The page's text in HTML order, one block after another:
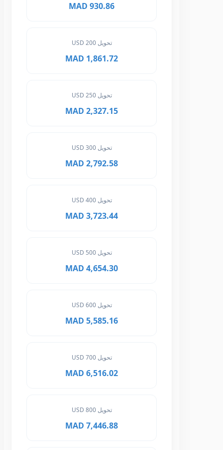
930.86 MAD
تحويل 200 USD
1,861.72 MAD
تحويل 250 USD
2,327.15 MAD
تحويل 300 USD
2,792.58 MAD
تحويل 400 USD
3,723.44 MAD
تحويل 500 USD
4,654.30 MAD
تحويل 600 USD
5,585.16 MAD
تحويل 700 USD
6,516.02 MAD
تحويل 800 USD
7,446.88 MAD